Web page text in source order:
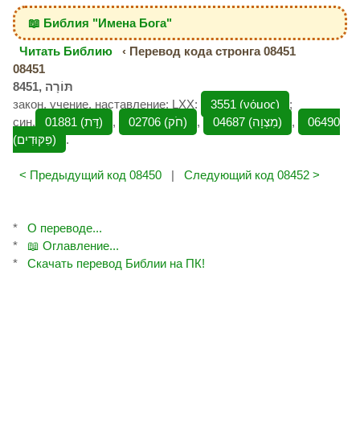
📖 Библия "Имена Бога"
Читать Библию
‹ Перевод кода стронга 08451
08451
закон, учение, наставление; LXX:
3551 (νόμος)
;
син.
01881 (דָּת‎) , 02706 (חֹק‎) , 04687 (מִצְוָה‎) ,
06490
(פִּקּוּדִים‎)
.
< Предыдущий код 08450 | Следующий код 08452 >
*
О переводе...
*
📖 Оглавление...
*
Скачать перевод Библии на ПК!